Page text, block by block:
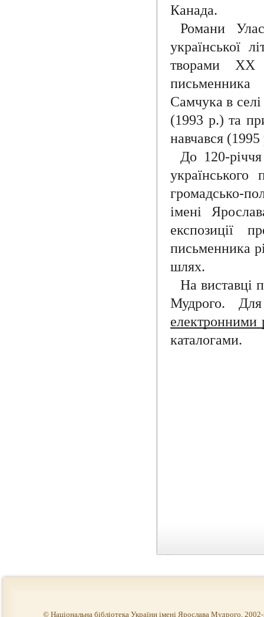
Канада.
Романи
української
творами ХХ
письменника
Самчука в
(1993 р.) та
навчався
До 120-
українського
громадсько-
імені
експозиції
письменника
шлях.
На виставці
Мудрого.
електронними
каталогами.
© Національна бібліотека України імені Ярослава Мудрого,